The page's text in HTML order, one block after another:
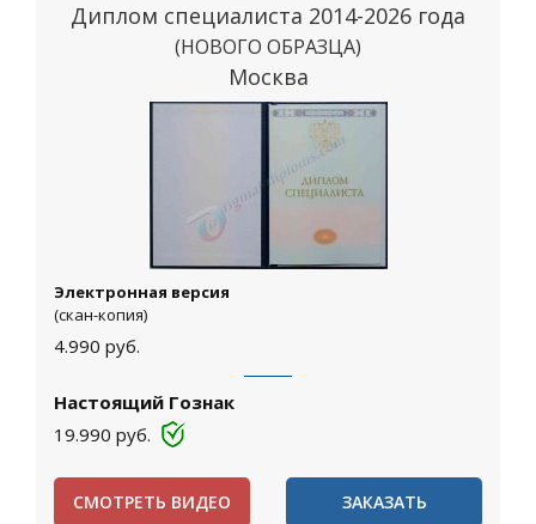
Диплом специалиста 2014-2026 года
(НОВОГО ОБРАЗЦА)
Москва
Электронная версия
(скан-копия)
4.990 руб.
Настоящий Гознак
19.990 руб.
СМОТРЕТЬ ВИДЕО ЗАКАЗАТЬ